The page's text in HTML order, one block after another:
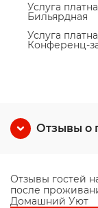
Услуга
Бильярдная
Услуга
Конференц-
Отзывы о
Отзывы гостей
после
Домашний Уют